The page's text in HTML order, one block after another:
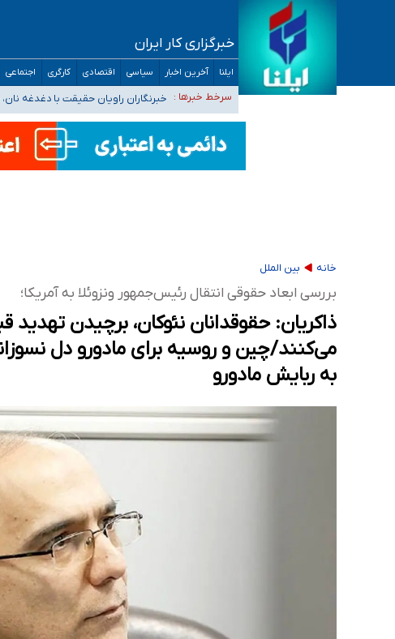
خبرگزاری کار ایران
ایلنا آخرین اخبار سیاسی اقتصادی کارگری اجتماعی
سرخط خبرها :
تعویق آزمون ورودی دکترای تخصصی فرماندهی
خبرنگاران راویان حقیقت با دغدغه
آخرین وضعیت شیوع عفونت‌های تنفسی
هیچ پرستاری بازداشت یا اخراج نشده است/ از رئیس
ثبت‌نام بخش عمده دانش‌آموزان مدارس ایرانی
خانه بین الملل
بررسی ابعاد حقوقی انتقال رئیس‌جمهور ونزوئلا به آمریکا؛
ذاکریان: حقوقدانان نئوکان، برچیدن تهدید
می‌کنند/چین و روسیه برای مادورو دل
به ربایش مادورو